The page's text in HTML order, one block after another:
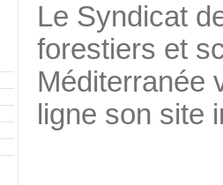
Le Syndicat
forestiers et
Méditerranée
ligne son site